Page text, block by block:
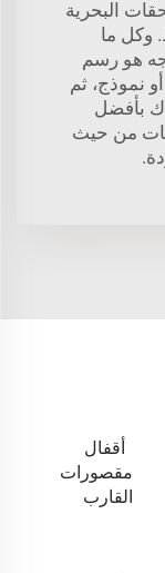
البحرية
وكل ما
هو رسم
نموذج، ثم
بأفضل
من حيث
أقفال
مقصورات
القارب